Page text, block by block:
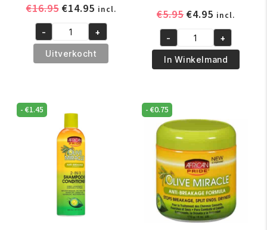
€16.95 Oorspronkelijke
was:
€16.95.
€14.95Huidige
prijs
is:
€14.95.
incl.
A3
Revita
Hair
200
aantal
- +
Uitverkocht
€5.95
was:
€5.95.
€4.95 Huidige
prijs
is:
€4.95.
incl.
Africas
Best
Instant
Moisturizer
356
ml
aantal
- +
In Winkelmand
-€1.45 -€0.75